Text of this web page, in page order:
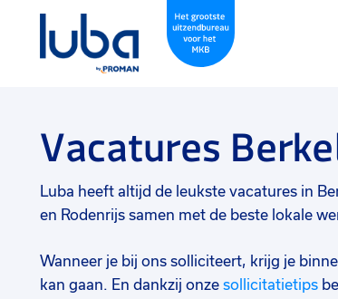
Vacatures
Luba heeft altijd de leukste vacatures in
en Rodenrijs samen met de beste lokale
Wanneer je bij ons solliciteert, krijg je
kan gaan. En dankzij onze sollicitatietips